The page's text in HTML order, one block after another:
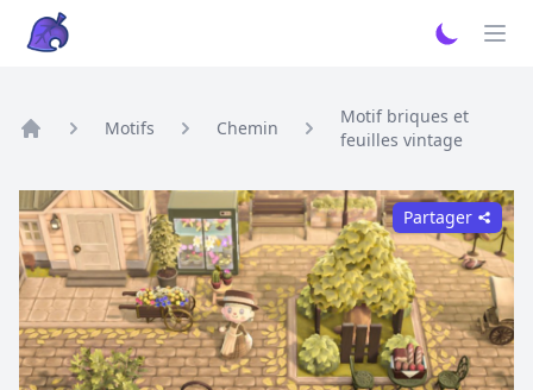
Motifs Chemin
Motif briques et
feuilles vintage
Partager